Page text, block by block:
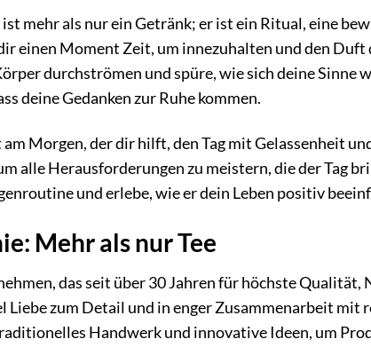
mehr als nur ein Getränk; er ist ein Ritual, eine
einen Moment Zeit, um innezuhalten und den Duft
durchströmen und spüre, wie sich deine Sinne
deine Gedanken zur Ruhe kommen.
Morgen, der dir hilft, den Tag mit Gelassenheit
alle Herausforderungen zu meistern, die der Tag
und erlebe, wie er dein Leben positiv
Mehr als nur Tee
das seit über 30 Jahren für höchste Qualität,
zum Detail und in enger Zusammenarbeit mit
Handwerk und innovative Ideen, um